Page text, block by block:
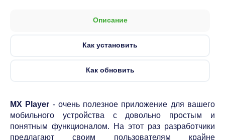
Описание
Как установить
Как обновить
MX Player - очень полезное приложение для вашего
мобильного устройства с довольно простым и
понятным функционалом. На этот раз разработчики
предлагают своим пользователям крайне